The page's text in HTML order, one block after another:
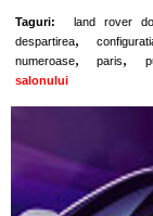
Taguri: land rover
despartirea,
numeroase, paris,
salonului